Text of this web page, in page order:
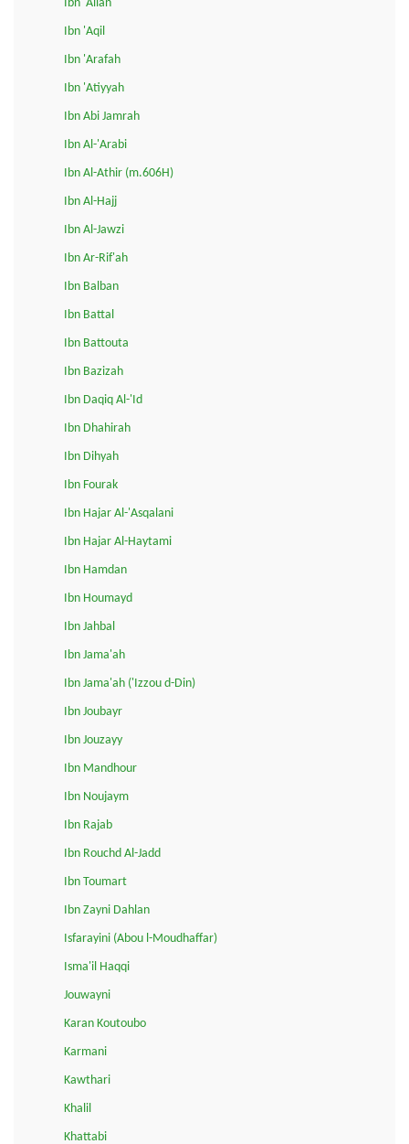
Ibn 'Allan
Ibn 'Aqil
Ibn 'Arafah
Ibn 'Atiyyah
Ibn Abi Jamrah
Ibn Al-'Arabi
Ibn Al-Athir (m.606H)
Ibn Al-Hajj
Ibn Al-Jawzi
Ibn Ar-Rif'ah
Ibn Balban
Ibn Battal
Ibn Battouta
Ibn Bazizah
Ibn Daqiq Al-'Id
Ibn Dhahirah
Ibn Dihyah
Ibn Fourak
Ibn Hajar Al-'Asqalani
Ibn Hajar Al-Haytami
Ibn Hamdan
Ibn Houmayd
Ibn Jahbal
Ibn Jama'ah
Ibn Jama'ah ('Izzou d-Din)
Ibn Joubayr
Ibn Jouzayy
Ibn Mandhour
Ibn Noujaym
Ibn Rajab
Ibn Rouchd Al-Jadd
Ibn Toumart
Ibn Zayni Dahlan
Isfarayini (Abou l-Moudhaffar)
Isma'il Haqqi
Jouwayni
Karan Koutoubo
Karmani
Kawthari
Khalil
Khattabi